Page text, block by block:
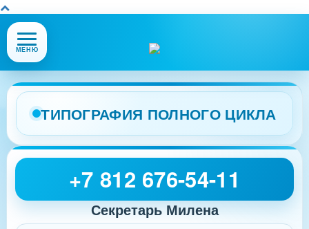
Открыть
или
меню
сайта
МЕНЮ
ТИПОГРАФИЯ ПОЛНОГО ЦИКЛА
+7 812 676-54-11
Секретарь Милена